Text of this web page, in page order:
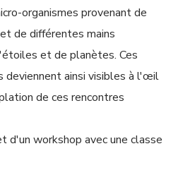
organismes provenant de
de différentes mains
et de planètes. Ces
deviennent ainsi visibles à l'œil
de ces rencontres
workshop avec une classe